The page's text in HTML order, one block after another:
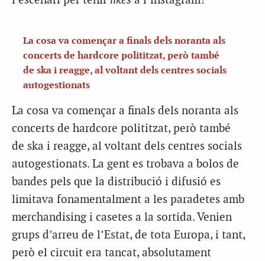
La cosa va començar a finals dels noranta als
concerts de hardcore polititzat, però també
de ska i reagge, al voltant dels centres socials
autogestionats
La cosa va començar a finals dels noranta als
concerts de hardcore polititzat, però també
de ska i reagge, al voltant dels centres socials
autogestionats. La gent es trobava a bolos de
bandes pels que la distribució i difusió es
limitava fonamentalment a les paradetes amb
merchandising i casetes a la sortida. Venien
grups d’arreu de l’Estat, de tota Europa, i tant,
però el circuit era tancat, absolutament